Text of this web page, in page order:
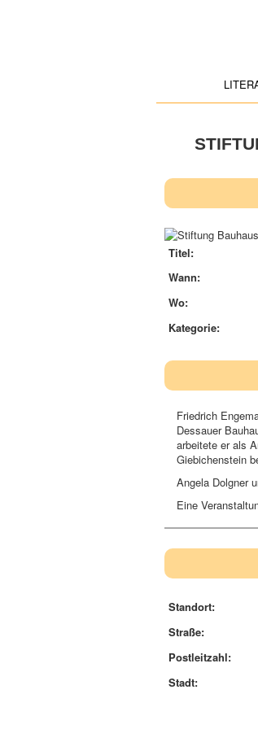
Titel:
Wann:
Wo:
Kategorie:
Friedrich
Dessauer
arbeitete er als
Giebichenstein
Angela Dolgner
Eine
Standort:
Straße:
Postleitzahl:
Stadt: